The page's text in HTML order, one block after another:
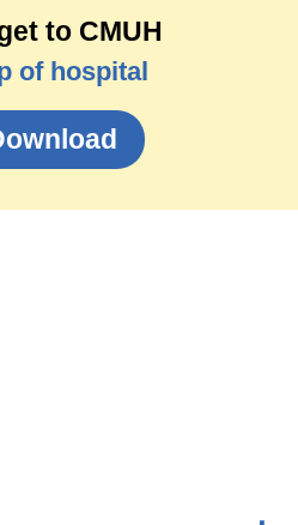
to CMUH
of hospital